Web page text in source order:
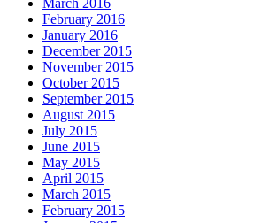
March 2016
February 2016
January 2016
December 2015
November 2015
October 2015
September 2015
August 2015
July 2015
June 2015
May 2015
April 2015
March 2015
February 2015